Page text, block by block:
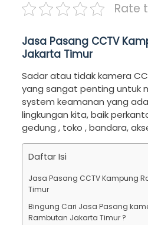
Rate
Jasa Pasang CCTV
Jakarta Timur
Sadar atau tidak kamera
yang sangat penting untuk
system keamanan yang
lingkungan kita, baik
gedung , toko , bandara,
Daftar Isi
Jasa Pasang CCTV Kampung
Timur
Bingung Cari Jasa Pasang
Rambutan Jakarta Timur ?